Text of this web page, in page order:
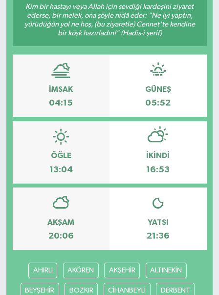
Kim bir hastayı veya Allah için sevdiği kardeşini ziyaret
ederse, bir melek, ona şöyle nidâ eder: "Ne iyi yaptın,
yürüdüğün yol ne hoş, (bu ziyaretle) Cennet'te kendine
bir köşk hazırladın!" (Hadis-i şerif)
İMSAK
04:15
GÜNEŞ
05:52
ÖĞLE
13:04
İKINDI
16:53
AKŞAM
20:06
YATSI
21:36
AHIRLI AKÖREN AKŞEHİR ALTINEKİN
BEYŞEHİR BOZKIR CİHANBEYLİ DERBENT